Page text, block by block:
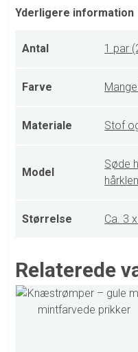
Yderligere information
Antal 1 par
Farve
Materiale Stof
Model
Søde
Størrelse Ca. 3
Relaterede